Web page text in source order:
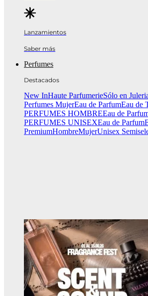
Lanzamientos
Saber más
Perfumes
Destacados
New InHaute ParfumerieSólo en
Perfumes MujerEau de ParfumEau de
PERFUMES HOMBREEau de
PERFUMES UNISEXEau de Parfum
PremiumHombreMujerUnisex